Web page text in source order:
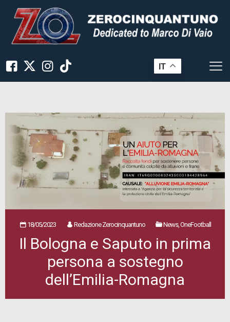
IT
18/05/2023 Redazione Zerocinquantuno News, OneFootball
Il Bologna e Saputo in prima
persona a sostegno
dell’Emilia-Romagna